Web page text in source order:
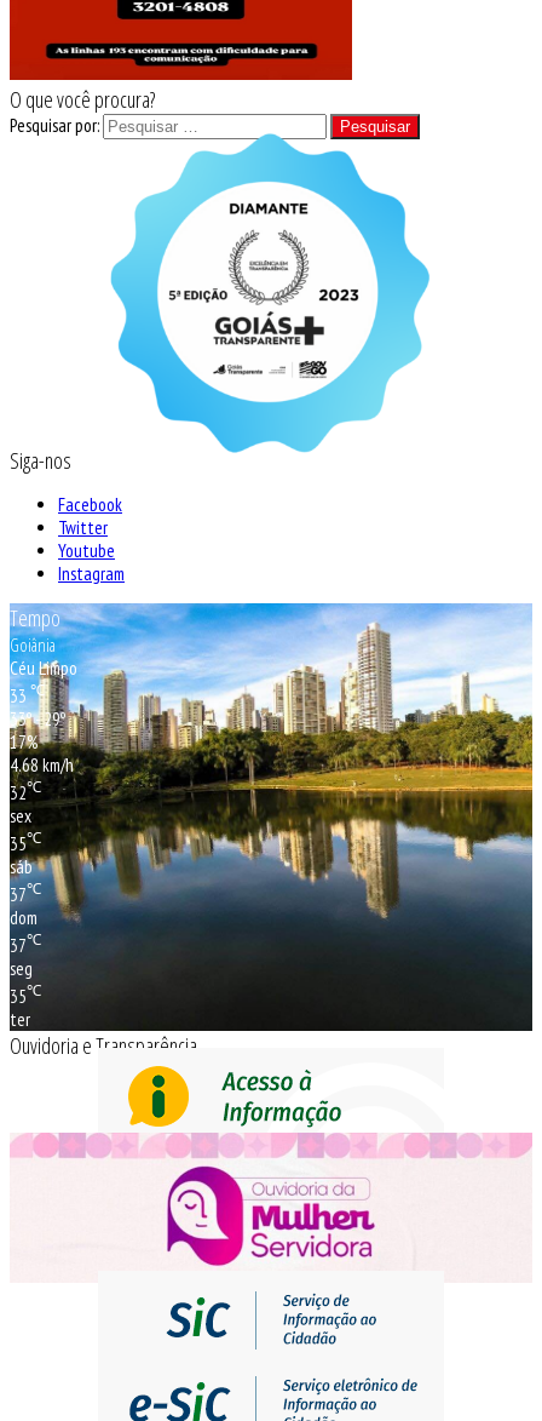
O que você procura?
Pesquisar por:
Siga-nos
Facebook
Twitter
Youtube
Instagram
Tempo
Goiânia
Céu Limpo
33℃
33º - 29º
17%
4.68 km/h
32℃
sex
35℃
sáb
37℃
dom
37℃
seg
35℃
ter
Ouvidoria e Transparência